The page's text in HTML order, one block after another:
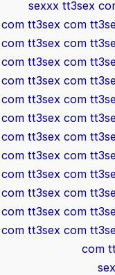
sexxx tt3sex
com tt3sex com
com tt3sex com
com tt3sex com
com tt3sex com
com tt3sex com
com tt3sex com
com tt3sex com
com tt3sex com
com tt3sex com
com tt3sex com
com tt3sex com
com tt3sex com
com